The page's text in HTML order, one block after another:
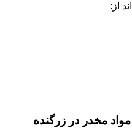
از:
مخدر در زرگنده